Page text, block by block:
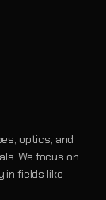
optics, and
We focus on
in fields like